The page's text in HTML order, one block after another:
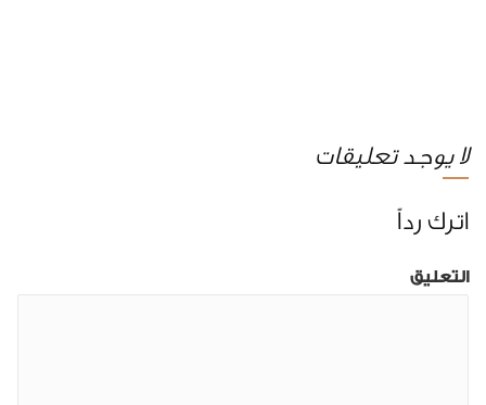
لا يوجد تعليقات
اترك رداً
التعليق